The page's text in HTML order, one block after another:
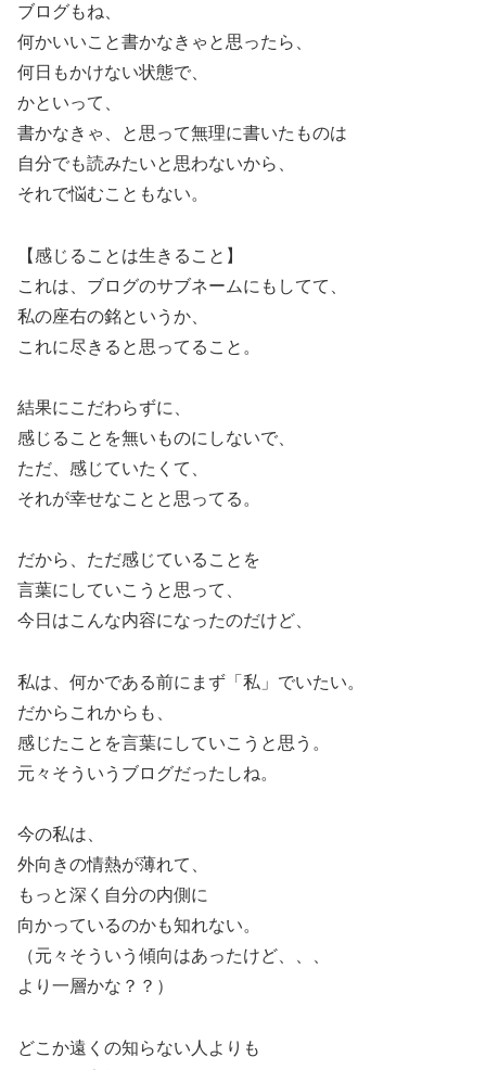
ブログもね、
何かいいこと書かなきゃと思ったら、
何日もかけない状態で、
かといって、
書かなきゃ、と思って無理に書いたものは
自分でも読みたいと思わないから、
それで悩むこともない。
【感じることは生きること】
これは、ブログのサブネームにもしてて、
私の座右の銘というか、
これに尽きると思ってること。
結果にこだわらずに、
感じることを無いものにしないで、
ただ、感じていたくて、
それが幸せなことと思ってる。
だから、ただ感じていることを
言葉にしていこうと思って、
今日はこんな内容になったのだけど、
私は、何かである前にまず「私」でいたい。
だからこれからも、
感じたことを言葉にしていこうと思う。
元々そういうブログだったしね。
今の私は、
外向きの情熱が薄れて、
もっと深く自分の内側に
向かっているのかも知れない。
（元々そういう傾向はあったけど、、、
より一層かな？？）
どこか遠くの知らない人よりも